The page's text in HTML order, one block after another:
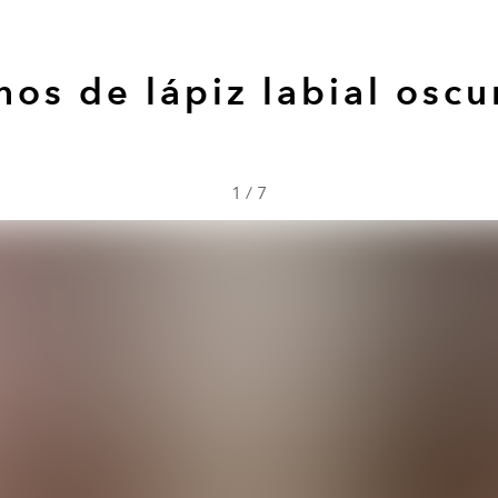
de lápiz labial
1 / 7